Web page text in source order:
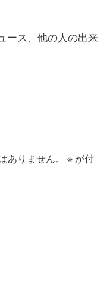
ース、他の人の出来
ありません。 ※ が付